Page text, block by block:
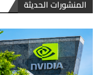
المنشورات الحديثة